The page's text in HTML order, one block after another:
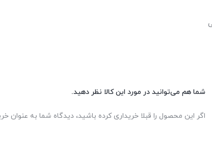
شما هم می‌توانید در مورد این کالا نظر دهید.
اگر این محصول را قبلا خریداری کرده باشید، دیدگاه شما به عنوان